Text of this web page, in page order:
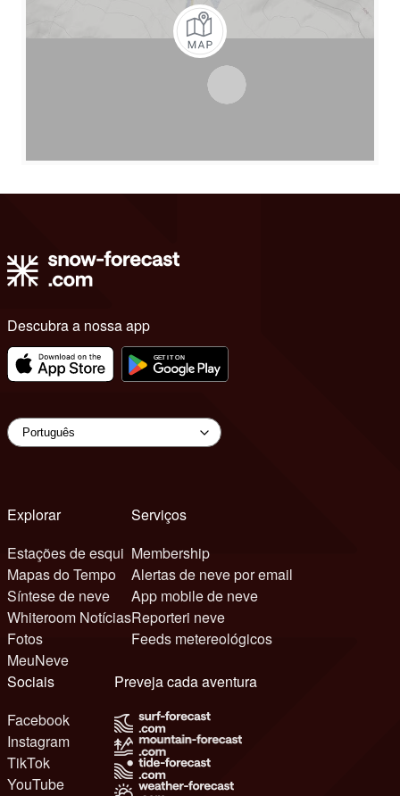
Descubra a nossa app
Explorar
Estações de esqui
Mapas do Tempo
Síntese de neve
Whiteroom Notícias
Fotos
MeuNeve
Serviços
Membership
Alertas de neve por email
App mobile de neve
Reporteri neve
Feeds metereológicos
Sociais
Facebook
Instagram
TikTok
YouTube
Preveja cada aventura